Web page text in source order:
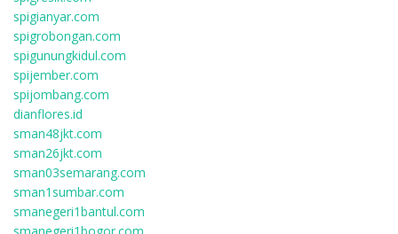
spigianyar.com
spigrobongan.com
spigunungkidul.com
spijember.com
spijombang.com
dianflores.id
sman48jkt.com
sman26jkt.com
sman03semarang.com
sman1sumbar.com
smanegeri1bantul.com